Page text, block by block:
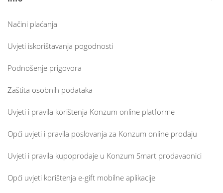
Načini plaćanja
Uvjeti iskorištavanja pogodnosti
Podnošenje prigovora
Zaštita osobnih podataka
Uvjeti i pravila korištenja Konzum online platforme
Opći uvjeti i pravila poslovanja za Konzum online prodaju
Uvjeti i pravila kupoprodaje u Konzum Smart prodavaonici
Opći uvjeti korištenja e-gift mobilne aplikacije